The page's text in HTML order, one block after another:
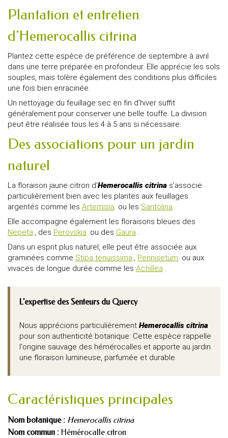
Plantation et entretien
d'Hemerocallis citrina
Plantez cette espèce de préférence de septembre à avril
dans une terre préparée en profondeur. Elle apprécie les sols
souples, mais tolère également des conditions plus difficiles
une fois bien enracinée.
Un nettoyage du feuillage sec en fin d'hiver suffit
généralement pour conserver une belle touffe. La division
peut être réalisée tous les 4 à 5 ans si nécessaire.
Des associations pour un jardin
naturel
La floraison jaune citron d'Hemerocallis citrina s'associe
particulièrement bien avec les plantes aux feuillages
argentés comme les Artemisia ou les Santolina .
Elle accompagne également les floraisons bleues des
Nepeta , des Perovskia ou des Gaura .
Dans un esprit plus naturel, elle peut être associée aux
graminées comme Stipa tenuissima Pennisetum ou aux
vivaces de longue durée comme les Achillea
L'expertise des Senteurs du Quercy
Nous apprécions particulièrement Hemerocallis citrina
pour son authenticité botanique. Cette espèce rappelle
l'origine sauvage des hémérocalles et apporte au jardin
une floraison lumineuse, parfumée et durable.
Caractéristiques principales
Nom botanique : Hemerocallis citrina
Nom commun : Hémérocalle citron